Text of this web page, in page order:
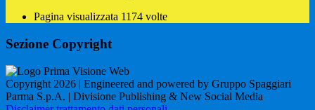
Pagina visualizzata 1174 volte
Sezione Copyright
Copyright 2026 | Engineered and powered by Gruppo Spaggiari
Parma S.p.A. | Divisione Publishing & New Social Media